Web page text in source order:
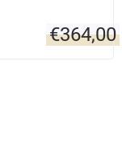
€364,00